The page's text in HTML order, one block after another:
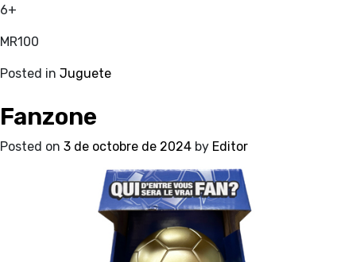
6+
MR100
Posted in Juguete
Fanzone
Posted on 3 de octobre de 2024 by Editor